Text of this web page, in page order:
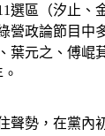
選區（汐止、
營政論節目中
葉元之、傅崐
聲勢，在黨內